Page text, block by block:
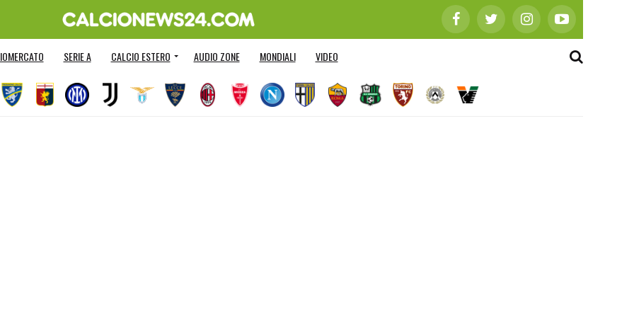
SERIE A CALCIO ESTERO AUDIO ZONE MONDIALI VIDEO